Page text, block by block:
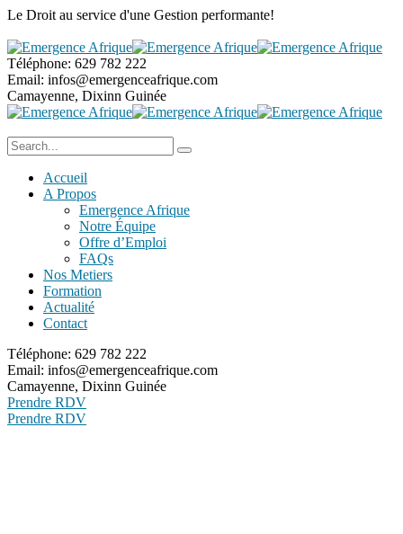
Le Droit au service d'une Gestion performante!
Téléphone: 629 782 222
Email: infos@emergenceafrique.com
Camayenne, Dixinn Guinée
Accueil
A Propos
Emergence Afrique
Notre Équipe
Offre d’Emploi
FAQs
Nos Metiers
Formation
Actualité
Contact
Téléphone: 629 782 222
Email: infos@emergenceafrique.com
Camayenne, Dixinn Guinée
Prendre RDV
Prendre RDV